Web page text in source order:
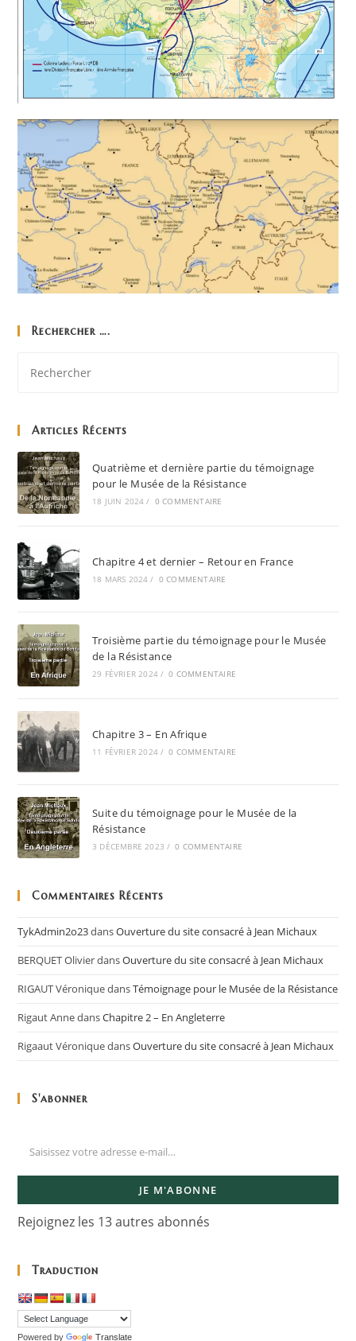
Rechercher ….
Articles Récents
Quatrième et dernière partie du témoignage
pour le Musée de la Résistance
18 JUIN 2024 / 0 COMMENTAIRE
Chapitre 4 et dernier – Retour en France
18 MARS 2024 / 0 COMMENTAIRE
Troisième partie du témoignage pour le Musée
de la Résistance
29 FÉVRIER 2024 / 0 COMMENTAIRE
Chapitre 3 – En Afrique
11 FÉVRIER 2024 / 0 COMMENTAIRE
Suite du témoignage pour le Musée de la
Résistance
3 DÉCEMBRE 2023 / 0 COMMENTAIRE
Commentaires Récents
TykAdmin2o23dansOuverture du site consacré à Jean Michaux
BERQUET OlivierdansOuverture du site consacré à Jean Michaux
RIGAUT VéroniquedansTémoignage pour le Musée de la Résistance
Rigaut AnnedansChapitre 2 – En Angleterre
Rigaaut VéroniquedansOuverture du site consacré à Jean Michaux
S'abonner
JE M'ABONNE
Rejoignez les 13 autres abonnés
Traduction
Powered by Translate